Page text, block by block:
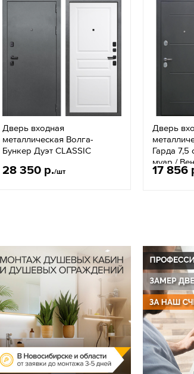
Дверь входная
металлическая Волга-
Бункер Дуэт CLASSIC
28 350 р./шт
Дверь
Гарда
муар /
17 856